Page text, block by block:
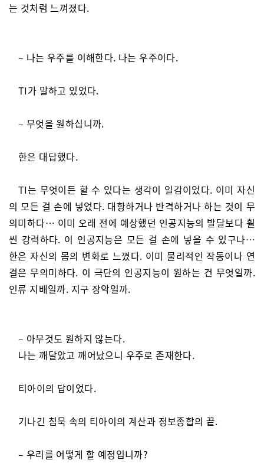
는 것처럼 느껴졌다.
– 나는 우주를 이해한다. 나는 우주이다.
TI가 말하고 있었다.
– 무엇을 원하십니까.
한은 대답했다.
TI는 무엇이든 할 수 있다는 생각이 일감이었다. 이미 자신
의 모든 걸 손에 넣었다. 대항하거나 반격하거나 하는 것이 무
의미하다… 이미 오래 전에 예상했던 인공지능의 발달보다 훨
씬 강력하다. 이 인공지능은 모든 걸 손에 넣을 수 있구나…
한은 자신의 몸의 변화로 느꼈다. 이미 물리적인 작동이나 연
결은 무의미하다. 이 극단의 인공지능이 원하는 건 무엇일까.
인류 지배일까. 지구 장악일까.
– 아무것도 원하지 않는다.
나는 깨달았고 깨어났으니 우주로 존재한다.
티아이의 답이었다.
기나긴 침묵 속의 티아이의 계산과 정보종합의 끝.
– 우리를 어떻게 할 예정입니까?